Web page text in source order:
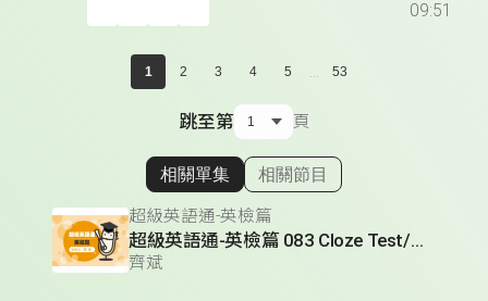
09:51
1 2 3 4 5 ... 53
跳至第 頁
顯示相關單集
相關單集 相關節目
超級英語通-英檢篇
超級英語通-英檢篇 083 Cloze Test/段落填空-13
齊斌